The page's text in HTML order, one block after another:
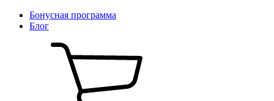
Бонусная программа
Блог